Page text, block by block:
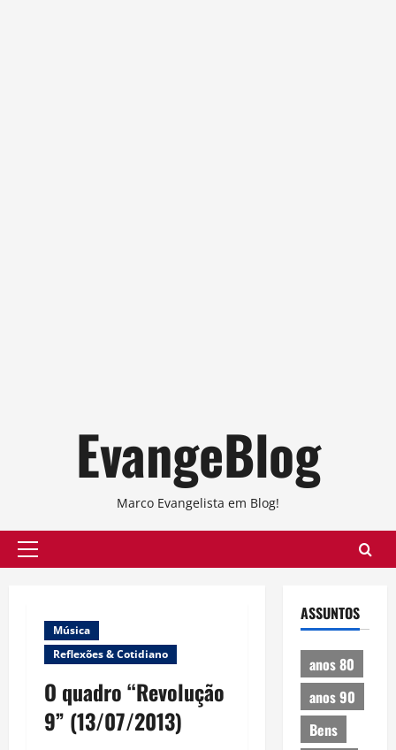
EvangeBlog
Marco Evangelista em Blog!
Primary
Música
Reflexões & Cotidiano
O quadro “Revolução
9” (13/07/2013)
ASSUNTOS
anos 80
anos 90
Bens